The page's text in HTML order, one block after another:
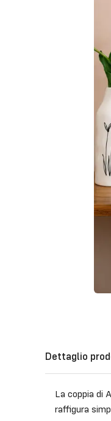
Dettaglio
La coppia di
raffigura